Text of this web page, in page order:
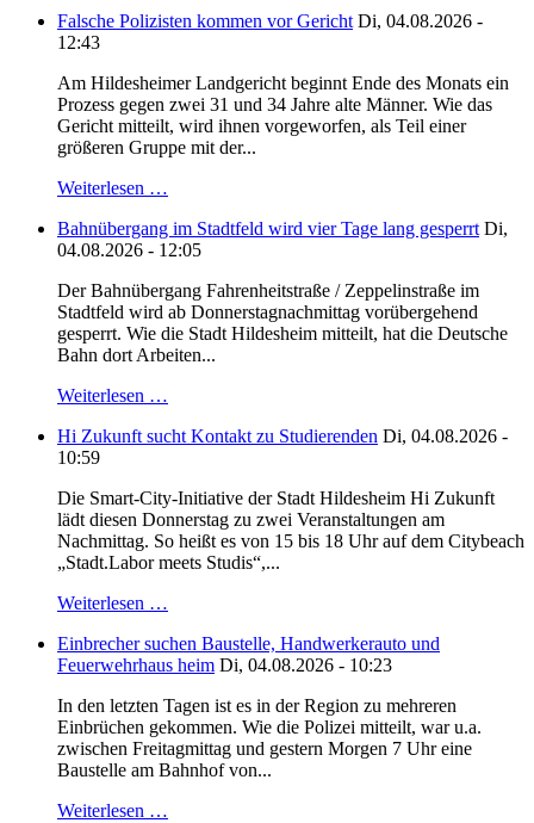
Falsche Polizisten kommen vor Gericht Di, 04.08.2026 -
12:43
Am Hildesheimer Landgericht beginnt Ende des Monats ein
Prozess gegen zwei 31 und 34 Jahre alte Männer. Wie das
Gericht mitteilt, wird ihnen vorgeworfen, als Teil einer
größeren Gruppe mit der...
Weiterlesen …
Bahnübergang im Stadtfeld wird vier Tage lang gesperrt Di,
04.08.2026 - 12:05
Der Bahnübergang Fahrenheitstraße / Zeppelinstraße im
Stadtfeld wird ab Donnerstagnachmittag vorübergehend
gesperrt. Wie die Stadt Hildesheim mitteilt, hat die Deutsche
Bahn dort Arbeiten...
Weiterlesen …
Hi Zukunft sucht Kontakt zu Studierenden Di, 04.08.2026 -
10:59
Die Smart-City-Initiative der Stadt Hildesheim Hi Zukunft
lädt diesen Donnerstag zu zwei Veranstaltungen am
Nachmittag. So heißt es von 15 bis 18 Uhr auf dem Citybeach
„Stadt.Labor meets Studis“,...
Weiterlesen …
Einbrecher suchen Baustelle, Handwerkerauto und
Feuerwehrhaus heim Di, 04.08.2026 - 10:23
In den letzten Tagen ist es in der Region zu mehreren
Einbrüchen gekommen. Wie die Polizei mitteilt, war u.a.
zwischen Freitagmittag und gestern Morgen 7 Uhr eine
Baustelle am Bahnhof von...
Weiterlesen …